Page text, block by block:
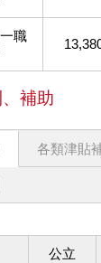
職
補助
各類津貼
公立